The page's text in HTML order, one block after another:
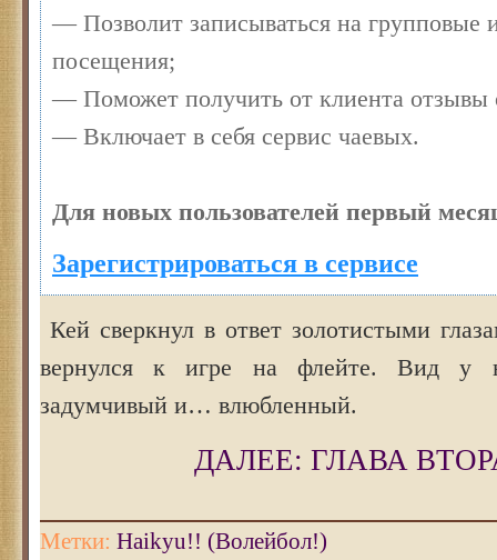
— Позволит записываться на групповые
посещения;
— Поможет получить от клиента отзывы
— Включает в себя сервис чаевых.
Для новых пользователей первый
Зарегистрироваться в сервисе
Кей сверкнул в ответ золотистыми
вернулся к игре на флейте. Вид у
задумчивый и… влюбленный.
ДАЛЕЕ: ГЛАВА
Метки: Haikyu!! (Волейбол!)